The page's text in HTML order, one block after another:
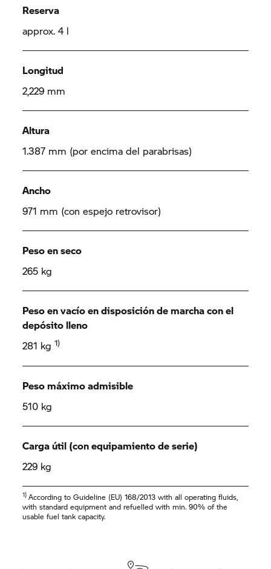
Reserva
approx. 4 l
Longitud
2,229 mm
Altura
1.387 mm (por encima del parabrisas)
Ancho
971 mm (con espejo retrovisor)
Peso en seco
265 kg
Peso en vacío en disposición de marcha con el
depósito lleno
281 kg 1)
Peso máximo admisible
510 kg
Carga útil (con equipamiento de serie)
229 kg
1) According to Guideline (EU) 168/2013 with all operating fluids,
with standard equipment and refuelled with min. 90% of the
usable fuel tank capacity.